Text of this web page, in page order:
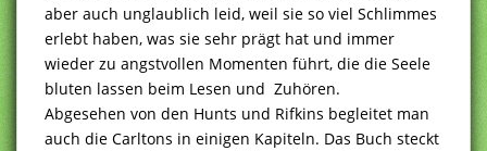
aber auch unglaublich leid, weil sie so viel Schlimmes
erlebt haben, was sie sehr prägt hat und immer
wieder zu angstvollen Momenten führt, die die Seele
bluten lassen beim Lesen und Zuhören.
Abgesehen von den Hunts und Rifkins begleitet man
auch die Carltons in einigen Kapiteln. Das Buch steckt